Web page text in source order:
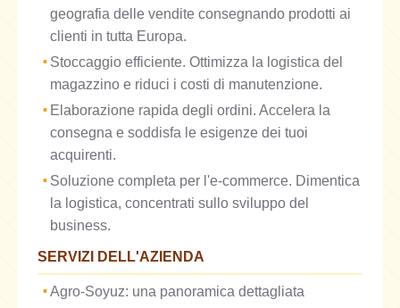
geografia delle vendite consegnando prodotti ai
clienti in tutta Europa.
Stoccaggio efficiente. Ottimizza la logistica del
magazzino e riduci i costi di manutenzione.
Elaborazione rapida degli ordini. Accelera la
consegna e soddisfa le esigenze dei tuoi
acquirenti.
Soluzione completa per l'e-commerce. Dimentica
la logistica, concentrati sullo sviluppo del
business.
SERVIZI DELL'AZIENDA
Agro-Soyuz: una panoramica dettagliata